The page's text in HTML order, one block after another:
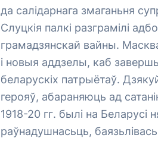
да салідарнага змаганьня
Слуцкія палкі разграмілі
грамадзянскай вайны.
і новыя аддзелы, каб
беларускіх патрыётаў.
герояў, абараняюць ад
1918-20 гг. былі на Беларусі
раўнадушнасьць,